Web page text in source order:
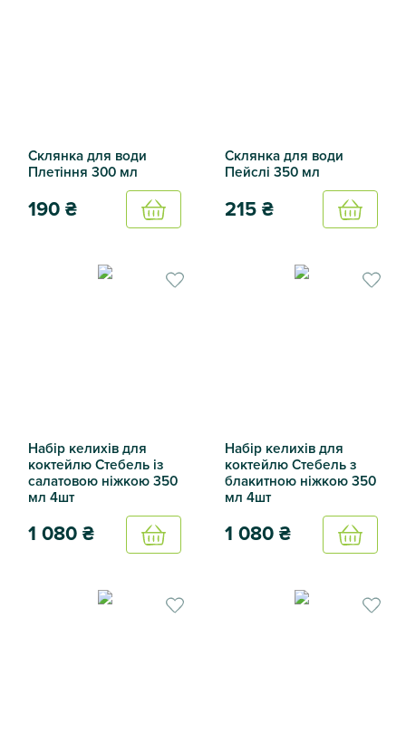
Склянка для води
Плетіння 300 мл
190₴
Купить
Склянка для води
Пейслі 350 мл
215₴
Купить
Набір келихів для
коктейлю Стебель із
салатовою ніжкою 350
мл 4шт
1 080₴
Купить
Набір келихів для
коктейлю Стебель з
блакитною ніжкою 350
мл 4шт
1 080₴
Купить